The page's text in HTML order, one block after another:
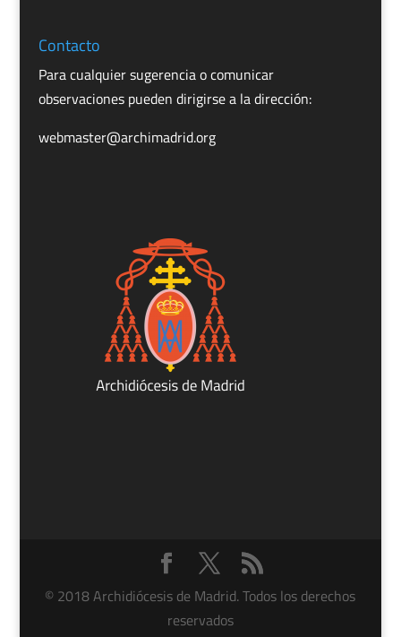
Contacto
Para cualquier sugerencia o comunicar
observaciones pueden dirigirse a la dirección:
webmaster@archimadrid.org
© 2018 Archidiócesis de Madrid. Todos los derechos
reservados